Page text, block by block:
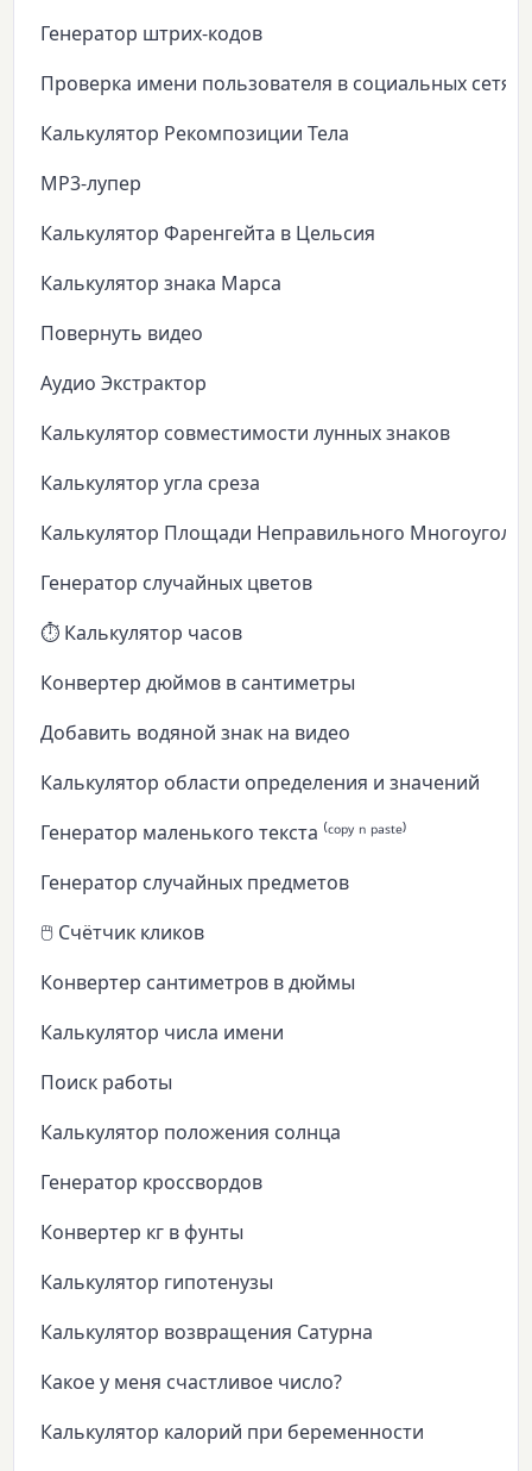
Генератор штрих-кодов
Проверка имени пользователя в социальных сетях
Калькулятор Рекомпозиции Тела
MP3-лупер
Калькулятор Фаренгейта в Цельсия
Калькулятор знака Марса
Повернуть видео
Аудио Экстрактор
Калькулятор совместимости лунных знаков
Калькулятор угла среза
Калькулятор Площади Неправильного
Генератор случайных цветов
⏱️ Калькулятор часов
Конвертер дюймов в сантиметры
Добавить водяной знак на видео
Калькулятор области определения и значений
Генератор маленького текста ⁽ᶜᵒᵖʸ ⁿ ᵖᵃˢᵗᵉ⁾
Генератор случайных предметов
🖱️ Счётчик кликов
Конвертер сантиметров в дюймы
Калькулятор числа имени
Поиск работы
Калькулятор положения солнца
Генератор кроссвордов
Конвертер кг в фунты
Калькулятор гипотенузы
Калькулятор возвращения Сатурна
Какое у меня счастливое число?
Калькулятор калорий при беременности